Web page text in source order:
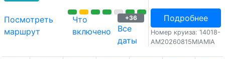
Посмотреть
маршрут
Что
включено
+36
Все
даты
Подробнее
Номер круиза: 14018-
AM20260815MIAMIA